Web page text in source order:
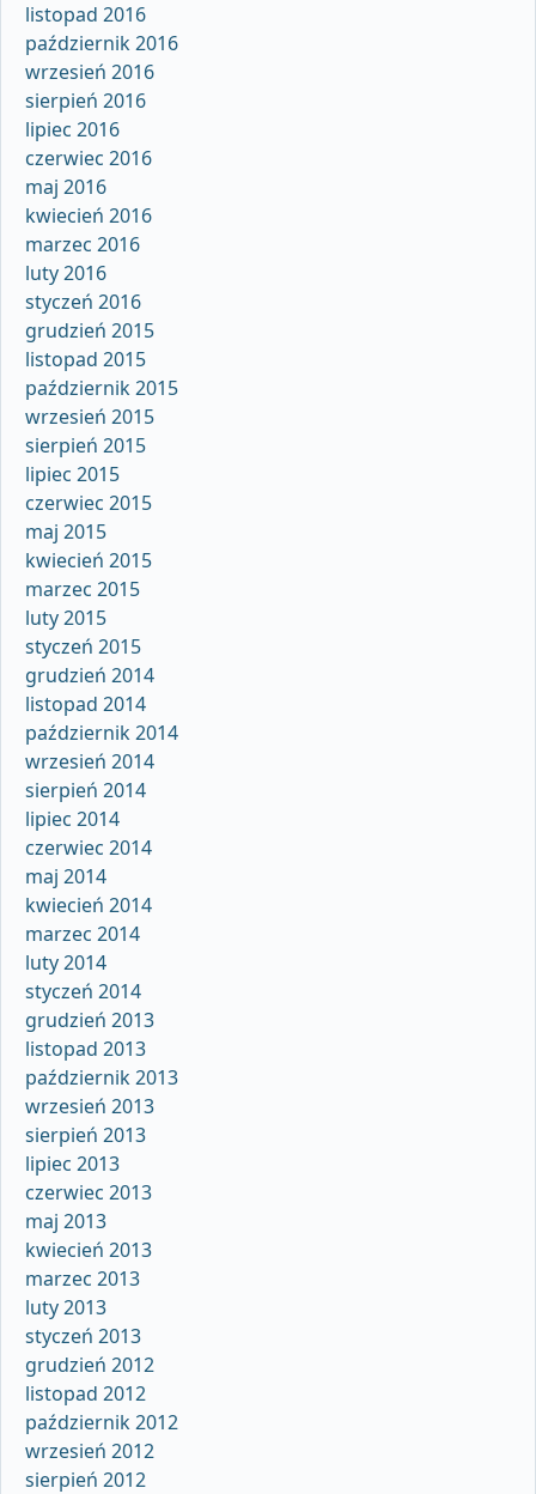
listopad 2016
październik 2016
wrzesień 2016
sierpień 2016
lipiec 2016
czerwiec 2016
maj 2016
kwiecień 2016
marzec 2016
luty 2016
styczeń 2016
grudzień 2015
listopad 2015
październik 2015
wrzesień 2015
sierpień 2015
lipiec 2015
czerwiec 2015
maj 2015
kwiecień 2015
marzec 2015
luty 2015
styczeń 2015
grudzień 2014
listopad 2014
październik 2014
wrzesień 2014
sierpień 2014
lipiec 2014
czerwiec 2014
maj 2014
kwiecień 2014
marzec 2014
luty 2014
styczeń 2014
grudzień 2013
listopad 2013
październik 2013
wrzesień 2013
sierpień 2013
lipiec 2013
czerwiec 2013
maj 2013
kwiecień 2013
marzec 2013
luty 2013
styczeń 2013
grudzień 2012
listopad 2012
październik 2012
wrzesień 2012
sierpień 2012